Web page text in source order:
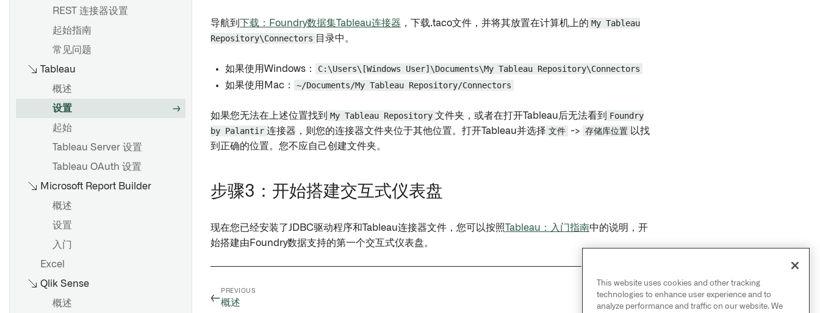
验证结果
面板描述
地图面板
概述
起始
以数据集保存
更改输入数据集版本
项目引用
以Pipeline Builder格式导出
概述
创建和配置图表
参数化分析
批量变换数据与变换表
使用公式
卡片索引
变换表变换索引
公式语法
Vega 图
导入或导出对象集
筛选对象集
导入关联对象
钻取对象集
使用图表选择深入分析对象
概述
可视化数据
展示可视化
访问非结构化文件
Spark
变换常见问题解答
概述
多节点模板
建议模板
概述
Code Workbook 配置文件
查看已解析的环境
从模板生成并导出文档
锚链接
自动更新数据
复制报告
概述
添加参数
更改参数
显示建议值
合并多个参数
使用参数作为微件标题前缀
与他人分享报告
在报告中协作
以PDF或PowerPoint格式导出
将报告文本复制为Markdown
格式
以CSV格式导出面板数据
从Fusion同步数据到数据集
索引数据集
表单
简单字段
数据支持字段
自动填充字段
附件字段
代码编辑器
生成主键
接收通知
将表单分享给其他用户
审阅和编辑响应
与其他 Foundry 应用集成
常见问题解答
REST 连接器设置
起始指南
常见问题
Tableau
概述
设置
起始
Tableau Server 设置
Tableau OAuth 设置
Microsoft Report Builder
概述
设置
入门
Excel
Qlik Sense
概述
导航到 下载：Foundry数据集Tableau连接器 ，下载.taco文件，并将其放置在计算机上的 My Tableau
Repository\Connectors 目录中。
如果使用Windows：
C:\Users\[Windows User]\Documents\My Tableau Repository\Connectors
如果使用Mac：
~/Documents/My Tableau Repository/Connectors
如果您无法在上述位置找到 My Tableau Repository 文件夹，或者在打开Tableau后无法看到 Foundry
by Palantir 连接器，则您的连接器文件夹位于其他位置。打开Tableau并选择 文件 -> 存储库位置 以找
到正确的位置。您不应自己创建文件夹。
步骤3：开始搭建交互式仪表盘
现在您已经安装了JDBC驱动程序和Tableau连接器文件，您可以按照Tableau：入门指南中的说明，开
始搭建由Foundry数据支持的第一个交互式仪表盘。
←
PREVIOUS
概述
NEXT
起始→
This website uses cookies and other tracking
technologies to enhance user experience and to
analyze performance and traffic on our website. We